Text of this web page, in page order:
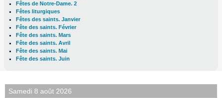
Fêtes de Notre-Dame. 2
Fêtes liturgiques
Fêtes des saints. Janvier
Fête des saints. Février
Fête des saints. Mars
Fête des saints. Avril
Fête des saints. Mai
Fête des saints. Juin
Samedi 8 août 2026